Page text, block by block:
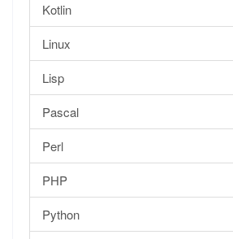
Kotlin
Linux
Lisp
Pascal
Perl
PHP
Python